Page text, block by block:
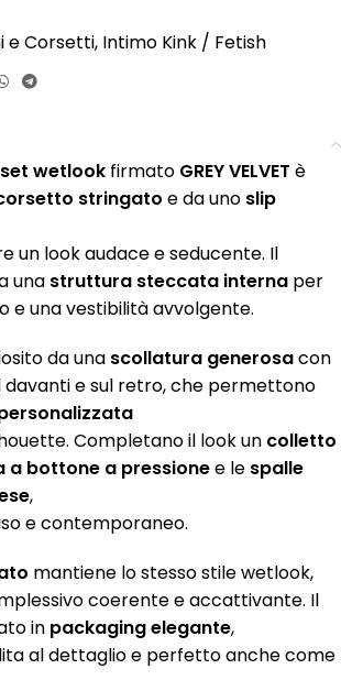
e Corsetti, Intimo Kink / Fetish
wetlook firmato GREY VELVET è
stringato e da uno slip
un look audace e seducente. Il
una struttura steccata interna per
e una vestibilità avvolgente.
da una scollatura generosacon
davanti e sul retro, che permettono
Completano il look un colletto
a bottone a pressionee le spalle
,
e contemporaneo.
mantiene lo stesso stile wetlook,
coerente e accattivante. Il
in packaging elegante,
al dettaglio e perfetto anche come